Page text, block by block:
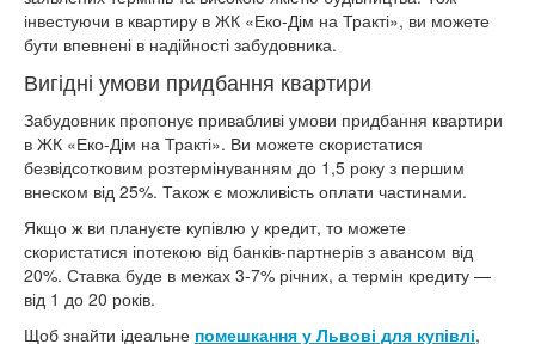
інвестуючи в квартиру в ЖК «Еко-Дім на Тракті», ви можете
бути впевнені в надійності забудовника.
Вигідні умови придбання квартири
Забудовник пропонує привабливі умови придбання квартири
в ЖК «Еко-Дім на Тракті». Ви можете скористатися
безвідсотковим розтермінуванням до 1,5 року з першим
внеском від 25%. Також є можливість оплати частинами.
Якщо ж ви плануєте купівлю у кредит, то можете
скористатися іпотекою від банків-партнерів з авансом від
20%. Ставка буде в межах 3-7% річних, а термін кредиту —
від 1 до 20 років.
Щоб знайти ідеальне помешкання у Львові для купівлі,